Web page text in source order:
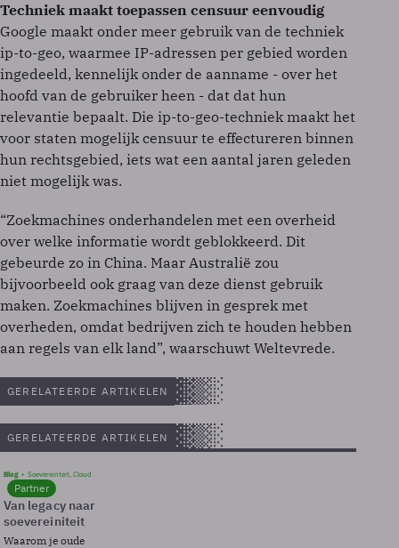
Techniek maakt toepassen censuur eenvoudig
Google maakt onder meer gebruik van de techniek
ip-to-geo, waarmee IP-adressen per gebied worden
ingedeeld, kennelijk onder de aanname - over het
hoofd van de gebruiker heen - dat dat hun
relevantie bepaalt. Die ip-to-geo-techniek maakt het
voor staten mogelijk censuur te effectureren binnen
hun rechtsgebied, iets wat een aantal jaren geleden
niet mogelijk was.
“Zoekmachines onderhandelen met een overheid
over welke informatie wordt geblokkeerd. Dit
gebeurde zo in China. Maar Australië zou
bijvoorbeeld ook graag van deze dienst gebruik
maken. Zoekmachines blijven in gesprek met
overheden, omdat bedrijven zich te houden hebben
aan regels van elk land”, waarschuwt Weltevrede.
GERELATEERDE ARTIKELEN
GERELATEERDE ARTIKELEN
Blog Soevereinteit, Cloud
Partner
Van legacy naar
soevereiniteit
Waarom je oude